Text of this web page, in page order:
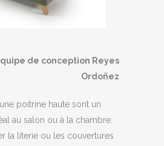
de conception Reyes
Ordoñez
poitrine haute sont un
au salon ou à la chambre.
la literie ou les couvertures